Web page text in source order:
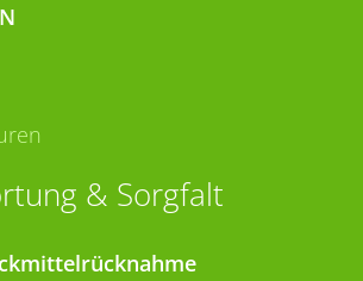
& Sorgfalt